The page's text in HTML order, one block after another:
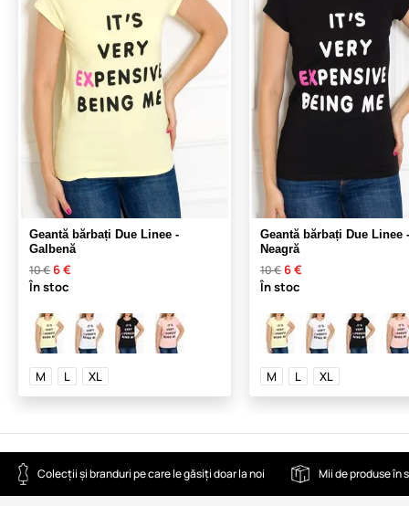
Geantă bărbați Due Linee -
Galbenă
10 € 6 €
În stoc
M L XL
Geantă bărbați Due Linee -
Neagră
10 € 6 €
În stoc
M L XL
Colecții și branduri pe care le găsiți doar la noi Mii de produse în